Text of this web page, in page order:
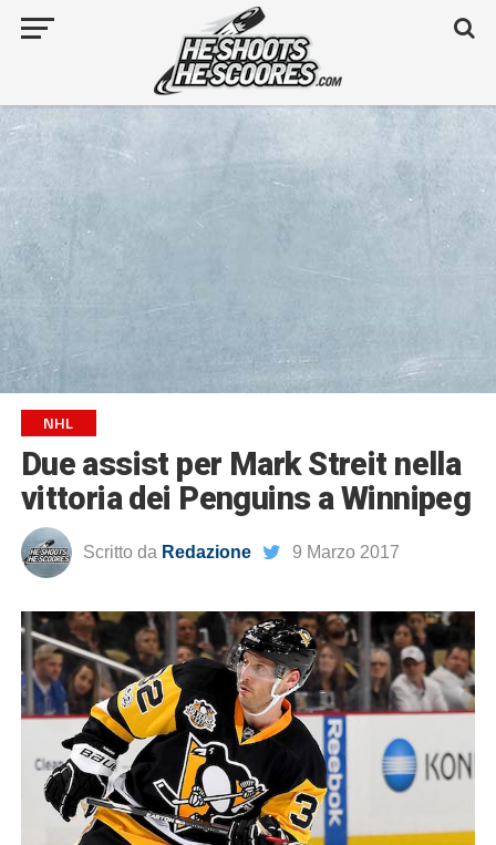
NHL
Due assist per Mark Streit nella
vittoria dei Penguins a Winnipeg
Scritto da Redazione 9 Marzo 2017